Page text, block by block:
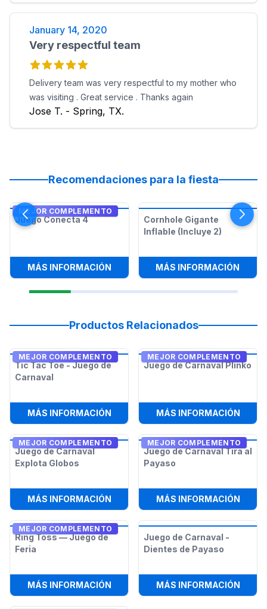
January 14, 2020
Very respectful team
Delivery team was very respectful to my mother who
was visiting . Great service . Thanks again
Jose T. - Spring, TX.
Recomendaciones para la fiesta
MEJOR COMPLEMENTO
Juego Conecta 4
MÁS INFORMACIÓN: JUEGO CONECTA 4
Cornhole Gigante
Inflable (Incluye 2)
MÁS INFORMACIÓN
Productos Relacionados
MEJOR COMPLEMENTO
Tic Tac Toe - Juego de
Carnaval
MÁS INFORMACIÓN: TIC TAC TOE - JUEGO DE
MEJOR COMPLEMENTO
Juego de Carnaval Plinko
MÁS INFORMACIÓN:
MEJOR COMPLEMENTO
Juego de Carnaval
Explota Globos
MÁS INFORMACIÓN: JUEGO DE CARNAVAL EXPLOTA
MEJOR COMPLEMENTO
Juego de Carnaval Tira al
Payaso
MÁS INFORMACIÓN:
MEJOR COMPLEMENTO
Ring Toss — Juego de
Feria
MÁS INFORMACIÓN: RING TOSS — JUEGO DE FERIA
Juego de Carnaval -
Dientes de Payaso
MÁS INFORMACIÓN: